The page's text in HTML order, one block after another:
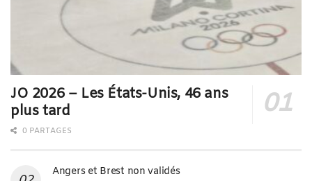
JO 2026 – Les États-Unis, 46 ans
plus tard
0 PARTAGES
Angers et Brest non validés